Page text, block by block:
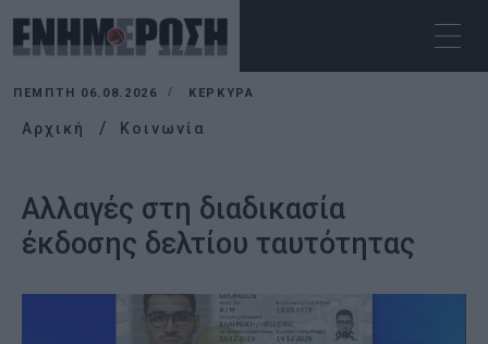
ΠΈΜΠΤΗ 06.08.2026 ΚΕΡΚΥΡΑ
Αρχική Κοινωνία
Αλλαγές στη διαδικασία
έκδοσης δελτίου ταυτότητας